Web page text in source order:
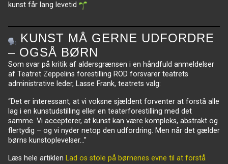
kunst får lang levetid
KUNST MÅ GERNE UDFORDRE
– OGSÅ BØRN
Som svar på kritik af aldersgrænsen i en håndfuld anmeldelser
af Teatret Zeppelins forestilling ROD forsvarer teatrets
administrative leder, Lasse Frank, teatrets valg:
“Det er interessant, at vi voksne sjældent forventer at forstå alle
lag i en kunstudstilling eller en teaterforestilling med det
samme. Vi accepterer, at kunst kan være kompleks, abstrakt og
flertydig – og vi nyder netop den udfordring. Men når det gælder
børns kunstoplevelser…”
Læs hele artiklen Lad os stole på børnenes evne til at forstå